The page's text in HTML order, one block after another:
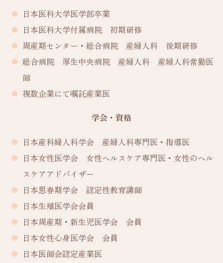
日本医科大学医学部卒業
日本医科大学付属病院 初期研修
周産期センター・総合病院 産婦人科 後期研修
総合病院 厚生中央病院 産婦人科 産婦人科常勤医
師
複数企業にて嘱託産業医
学会・資格
日本産科婦人科学会 産婦人科専門医・指導医
日本女性医学会 女性ヘルスケア専門医・女性のヘル
スケアアドバイザー
日本思春期学会 認定性教育講師
日本生殖医学会会員
日本周産期・新生児医学会 会員
日本女性心身医学会 会員
日本医師会認定産業医